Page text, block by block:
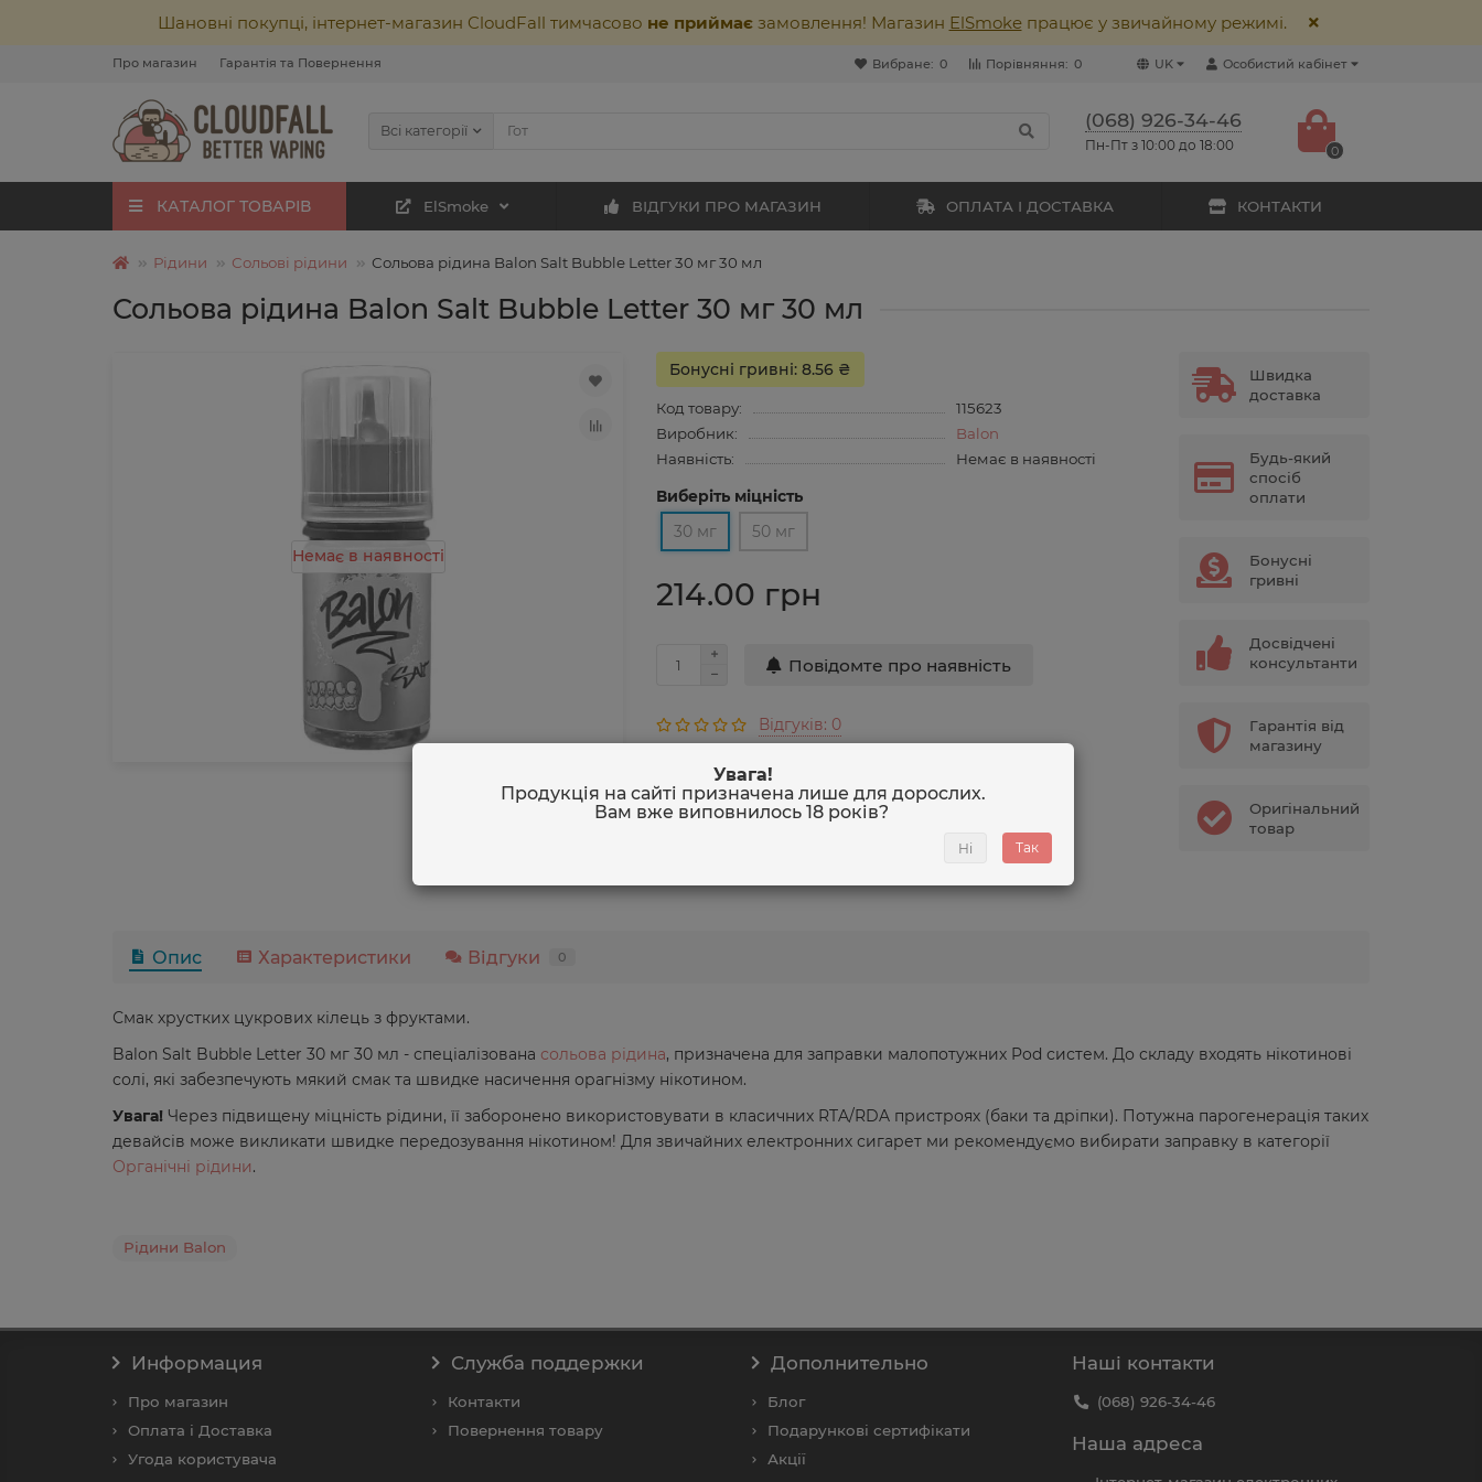
Шановні покупці, інтернет-магазин CloudFall тимчасово не приймаєзамовлення! Магазин ElSmokeпрацює у звичайному режимі.
Особистий кабінет
UK
Порівняння: 0
Вибране: 0
Про магазин Гарантія та Повернення
Всі категорії (068) 926-34-46
Пн-Пт з 10:00 до 18:00 0
КАТАЛОГ ТОВАРІВ ElSmoke ВІДГУКИ ПРО МАГАЗИН ОПЛАТА І ДОСТАВКА КОНТАКТИ
Рідини Сольові рідини Сольова рідина Balon Salt Bubble Letter 30 мг 30 мл
Сольова рідина Balon Salt Bubble Letter 30 мг 30 мл
Немає в наявності
Бонусні гривні: 8.56 ₴
Код товару:
115623
Виробник:
Balon
Наявність:
Немає в наявності
Виберіть міцність
30 мг
50 мг
214.00 грн
Повідомте про наявність
Відгуків: 0
Смак
Пластівці
Співвідношення VG/PG
30 мл
Швидка
доставка
Будь-який
спосіб
оплати
Бонусні
гривні
Досвідчені
консультанти
Гарантія від
магазину
Оригінальний
товар
Опис Характеристики Відгуки 0
Смак хрустких цукрових кілець з фруктами.
Balon Salt Bubble Letter 30 мг 30 мл - спеціалізована сольова рідина, призначена для заправки малопотужних Pod систем. До складу входять нікотинові
солі, які забезпечують мякий смак та швидке насичення орагнізму нікотином.
Увага! Через підвищену міцність рідини, її заборонено використовувати в класичних RTA/RDA пристроях (баки та дріпки). Потужна парогенерація таких
девайсів може викликати швидке передозування нікотином! Для звичайних електронних сигарет ми рекомендуємо вибирати заправку в категорії
Органічні рідини.
Рідини Balon
Увага!
Продукція на сайті призначена лише для дорослих.
Вам вже виповнилось 18 років?
Ні Так
Информация
Про магазин
Оплата і Доставка
Угода користувача
Служба поддержки
Контакти
Повернення товару
Дополнительно
Блог
Подарункові сертифікати
Акції
Наші контакти
(068) 926-34-46
Наша адреса